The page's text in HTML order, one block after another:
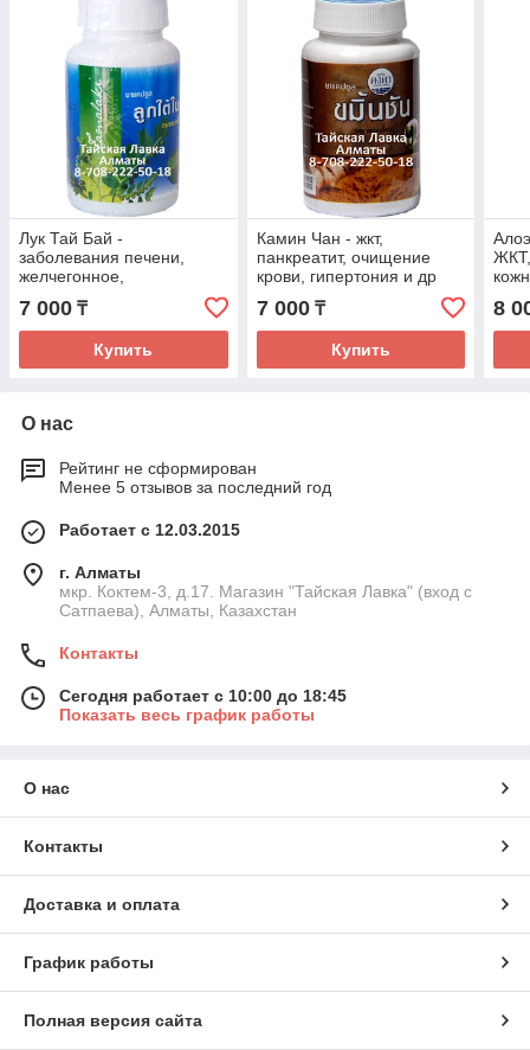
Лук Тай Бай -
заболевания печени,
желчегонное,
поджелудочная, паразиты
и др
7 000 ₸
Купить
Камин Чан - жкт,
панкреатит, очищение
крови, гипертония и др
7 000₸
Купить
8
О нас
Рейтинг не сформирован
Менее 5 отзывов за последний год
Работает с 12.03.2015
г. Алматы
мкр. Коктем-3, д.17. Магазин "Тайская Лавка" (вход с
Сатпаева), Алматы, Казахстан
Контакты
Сегодня работает с 10:00 до 18:45
Показать весь график работы
О нас
Контакты
Доставка и оплата
График работы
Полная версия сайта